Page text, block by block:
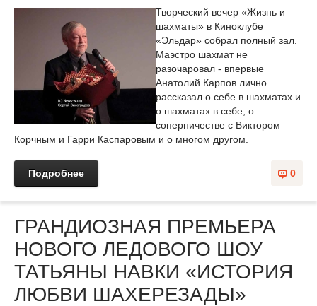
Творческий вечер «Жизнь и
шахматы» в Киноклубе
«Эльдар» собрал полный зал.
Маэстро шахмат не
разочаровал - впервые
Анатолий Карпов лично
рассказал о себе в шахматах и
о шахматах в себе, о
соперничестве с Виктором
Корчным и Гарри Каспаровым и о многом другом.
0
Подробнее
ГРАНДИОЗНАЯ ПРЕМЬЕРА
НОВОГО ЛЕДОВОГО ШОУ
ТАТЬЯНЫ НАВКИ «ИСТОРИЯ
ЛЮБВИ ШАХЕРЕЗАДЫ»